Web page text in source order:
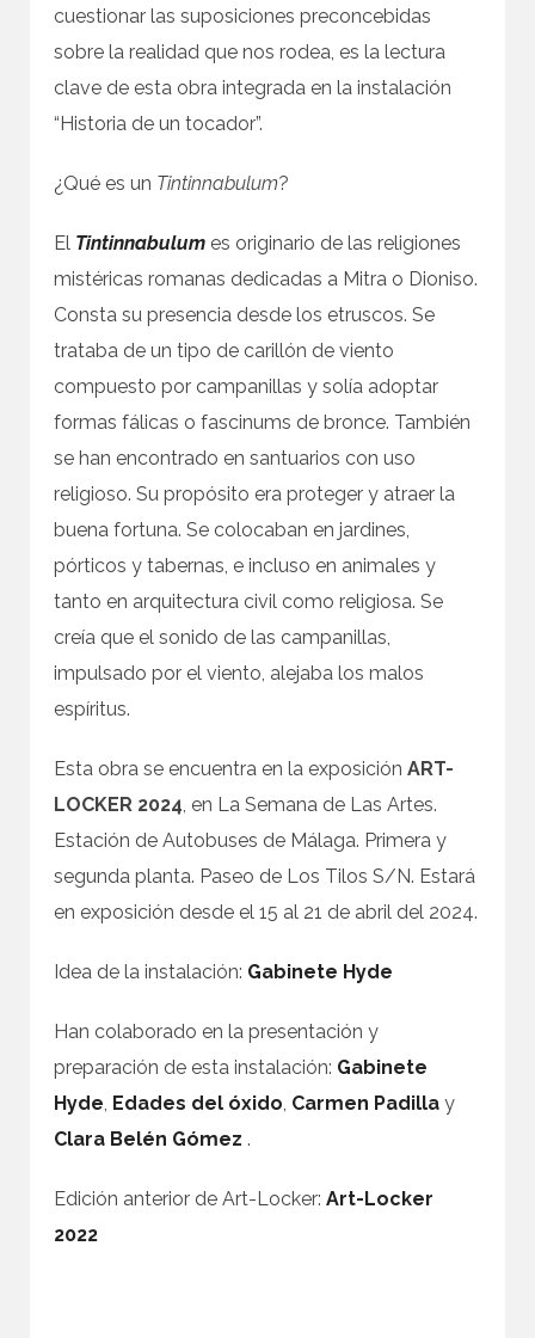
cuestionar las suposiciones preconcebidas
sobre la realidad que nos rodea, es la lectura
clave de esta obra integrada en la instalación
“Historia de un tocador”.
¿Qué es un Tintinnabulum?
El Tintinnabulum es originario de las religiones
mistéricas romanas dedicadas a Mitra o Dioniso.
Consta su presencia desde los etruscos. Se
trataba de un tipo de carillón de viento
compuesto por campanillas y solía adoptar
formas fálicas o fascinums de bronce. También
se han encontrado en santuarios con uso
religioso. Su propósito era proteger y atraer la
buena fortuna. Se colocaban en jardines,
pórticos y tabernas, e incluso en animales y
tanto en arquitectura civil como religiosa. Se
creía que el sonido de las campanillas,
impulsado por el viento, alejaba los malos
espíritus.
Esta obra se encuentra en la exposición ART-
LOCKER 2024, en La Semana de Las Artes.
Estación de Autobuses de Málaga. Primera y
segunda planta. Paseo de Los Tilos S/N. Estará
en exposición desde el 15 al 21 de abril del 2024.
Idea de la instalación: Gabinete Hyde
Han colaborado en la presentación y
preparación de esta instalación: Gabinete
Hyde, Edades del óxido, Carmen Padilla y
Clara Belén Gómez .
Edición anterior de Art-Locker: Art-Locker
2022